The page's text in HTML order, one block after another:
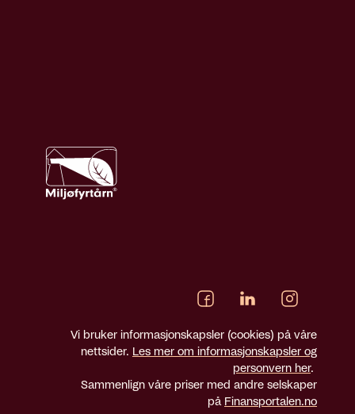
Vi bruker informasjonskapsler (cookies) på våre
nettsider. Les mer om informasjonskapsler og
personvern her.
Sammenlign våre priser med andre selskaper
på Finansportalen.no